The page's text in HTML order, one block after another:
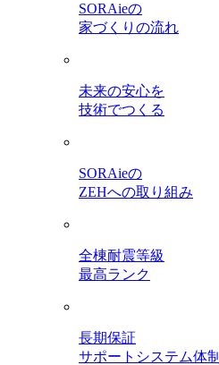
SORAieの
家づくりの流れ
未来の安心を
技術でつくる
SORAieの
ZEHへの取り組み
全棟耐震等級
最高ランク
長期保証
サポートシステム体制